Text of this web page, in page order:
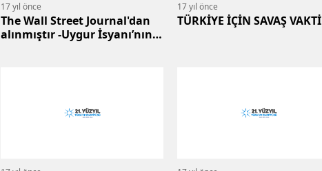
17 yıl önce
The Wall Street Journal'dan
alınmıştır -Uygur İsyanı’nın
17 yıl önce
TÜRKİYE İÇİN SAVAŞ VAKTİ